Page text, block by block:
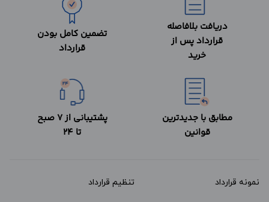
دریافت بلافاصله
قرارداد پس از
خرید
تضمین کامل بودن
قرارداد
مطابق با جدیدترین
قوانین
پشتیبانی از 7 صبح
تا 24
نمونه قرارداد‌ تنظیم قرارداد